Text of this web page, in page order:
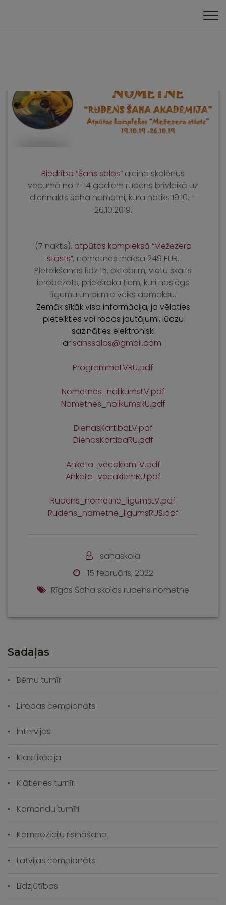
Biedrība “Šahs solos” aicina skolēnus
vecumā no 7-14 gadiem rudens brīvlaikā uz
diennakts šaha nometni, kura notiks 19.10. –
26.10.2019.
(7 naktis), atpūtas kompleksā “Mežezera
stāsts”, nometnes maksa 249 EUR.
Pieteikšanās līdz 15. oktobrim, vietu skaits
ierobežots, priekšroka tiem, kuri noslēgs
līgumu un pirmie veiks apmaksu.
Zemāk sīkāk visa informācija, ja vēlaties
pieteikties vai rodas jautājumi, lūdzu
sazināties elektroniski
ar sahssolos@gmail.com
ProgrammaLVRU.pdf
Nometnes_nolikumsLV.pdf
Nometnes_nolikumsRU.pdf
DienasKartibaLV.pdf
DienasKartibaRU.pdf
Anketa_vecakiemLV.pdf
Anketa_vecakiemRU.pdf
Rudens_nometne_ligumsLV.pdf
Rudens_nometne_ligumsRUS.pdf
sahaskola
15 februāris, 2022
Rīgas Šaha skolas rudens nometne
Sadaļas
Bērnu turnīri
Eiropas čempionāts
Intervijas
Klasifikācija
Klātienes turnīri
Komandu turnīri
Kompozīciju risināšana
Latvijas čempionāts
Līdzjūtības